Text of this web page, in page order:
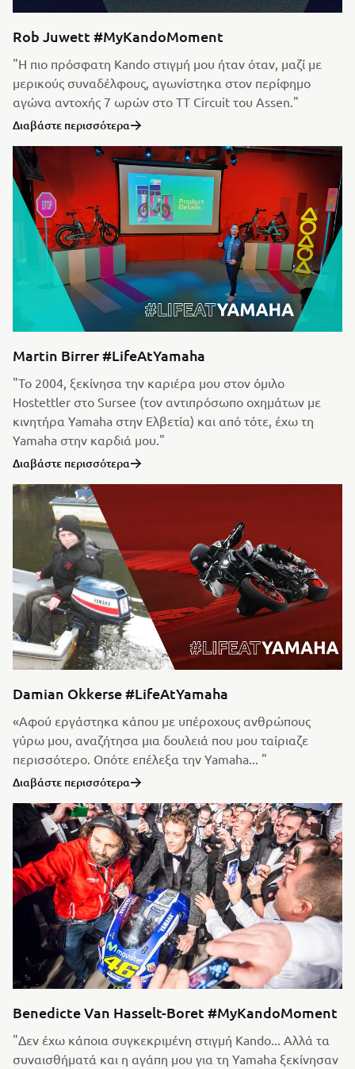
Rob Juwett #MyKandoMoment
"Η πιο πρόσφατη Kando στιγμή μου ήταν όταν, μαζί με
μερικούς συναδέλφους, αγωνίστηκα στον περίφημο
αγώνα αντοχής 7 ωρών στο TT Circuit του Assen."
Διαβάστε περισσότερα
Martin Birrer #LifeAtYamaha
"Το 2004, ξεκίνησα την καριέρα μου στον όμιλο
Hostettler στο Sursee (τον αντιπρόσωπο οχημάτων με
κινητήρα Yamaha στην Ελβετία) και από τότε, έχω τη
Yamaha στην καρδιά μου."
Διαβάστε περισσότερα
Damian Okkerse #LifeAtYamaha
«Αφού εργάστηκα κάπου με υπέροχους ανθρώπους
γύρω μου, αναζήτησα μια δουλειά που μου ταίριαζε
περισσότερο. Οπότε επέλεξα την Yamaha... "
Διαβάστε περισσότερα
Benedicte Van Hasselt-Boret #MyKandoMoment
"Δεν έχω κάποια συγκεκριμένη στιγμή Kando... Αλλά τα
συναισθήματά και η αγάπη μου για τη Yamaha ξεκίνησαν